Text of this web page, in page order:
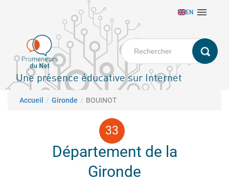
principal
EN 
Une présence éducative sur Internet
Fil d'Ariane
Accueil Gironde BOUINOT
Département de la
Gironde